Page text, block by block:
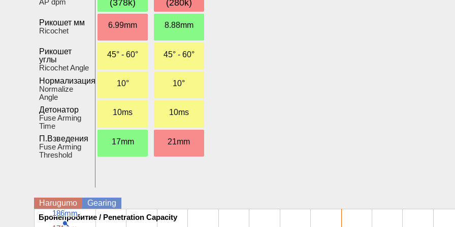
Рикошет мм
Ricochet
Рикошет
углы
Ricochet Angle
Нормализация
Normalize
Angle
Детонатор
Fuse Arming
Time
П.Взведения
Fuse Arming
Threshold
(378k)
6.99mm
45° - 60°
10°
10ms
17mm
(280k)
8.88mm
45° - 60°
10°
10ms
21mm
Harugumo Gearing
Бронепробитие / Penetration Capacity
Бронепробитие / Penetration Capacity
186mm
186mm